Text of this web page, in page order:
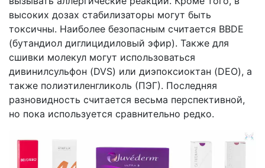
высоких дозах стабилизаторы могут быть
токсичны. Наиболее безопасным считается BBDE
(бутандиол диглицидиловый эфир). Также для
сшивки молекул могут использоваться
дивинилсульфон (DVS) или диэпоксиоктан (DEO), а
также полиэтиленгликоль (ПЭГ). Последняя
разновидность считается весьма перспективной,
но пока используется сравнительно редко.